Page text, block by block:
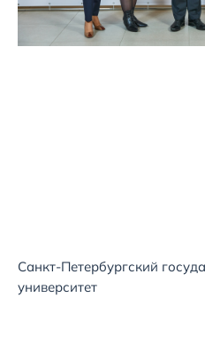
Санкт-Петербургский
университет